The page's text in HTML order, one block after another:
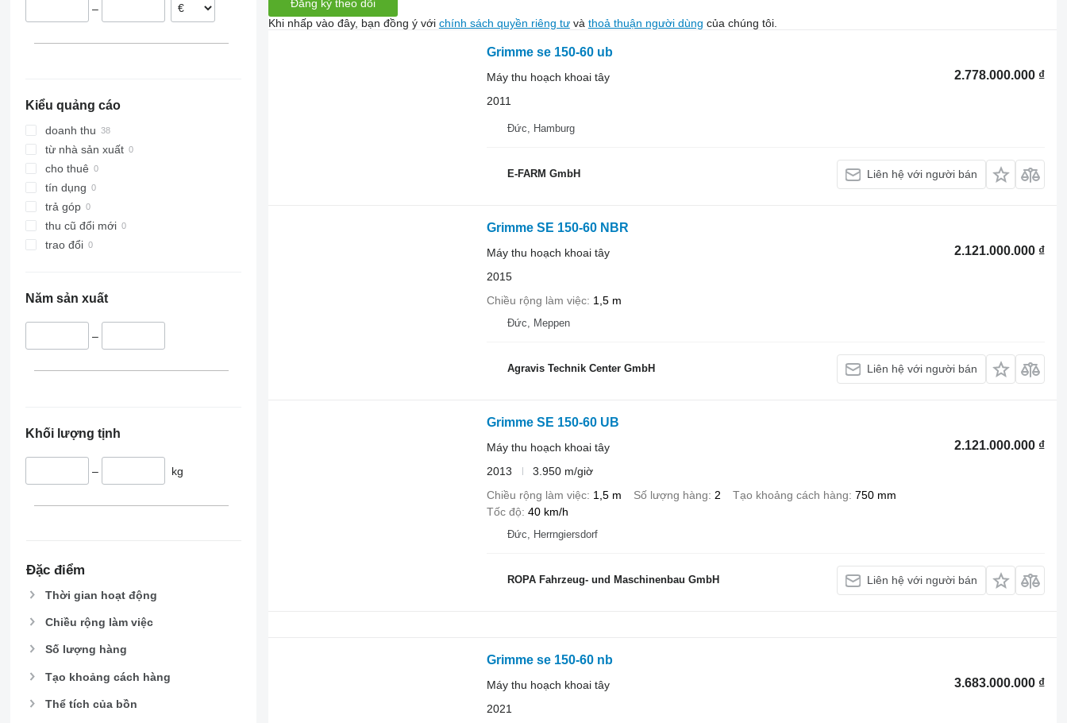
Thụy Điển
–
Kiểu quảng cáo
doanh thu
từ nhà sản xuất
cho thuê
tín dụng
trả góp
thu cũ đổi mới
trao đổi
Năm sản xuất
–
Khối lượng tịnh
– kg
Đặc điểm
Thời gian hoạt động
Chiều rộng làm việc
Số lượng hàng
Tạo khoảng cách hàng
Thể tích của bồn
Đăng ký theo dõi
Khi nhấp vào đây, bạn đồng ý với chính sách quyền riêng tưvà thoả thuận người dùng của chúng tôi.
Grimme se 150-60 ub
2.778.000.000 ₫
Máy thu hoạch khoai tây
2011
Đức, Hamburg
E-FARM GmbH Liên hệ với người bán
Grimme SE 150-60 NBR
2.121.000.000 ₫
Máy thu hoạch khoai tây
2015
Chiều rộng làm việc 1,5 m
Đức, Meppen
Agravis Technik Center GmbH Liên hệ với người bán
Grimme SE 150-60 UB
2.121.000.000 ₫
Máy thu hoạch khoai tây
2013
3.950 m/giờ
Chiều rộng làm việc 1,5 m Số lượng hàng 2 Tạo khoảng cách hàng 750 mm
Tốc độ 40 km/h
Đức, Herrngiersdorf
ROPA Fahrzeug- und Maschinenbau GmbH Liên hệ với người bán
Grimme se 150-60 nb
3.683.000.000 ₫
Máy thu hoạch khoai tây
2021